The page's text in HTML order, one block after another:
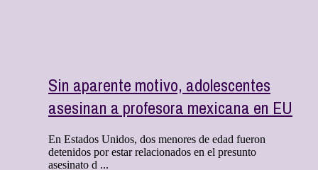
Sin aparente motivo, adolescentes
asesinan a profesora mexicana en EU
En Estados Unidos, dos menores de edad fueron
detenidos por estar relacionados en el presunto
asesinato d ...